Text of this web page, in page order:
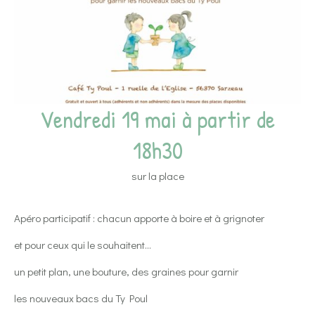
Vendredi 19 mai à partir de
18h30
sur la place
Apéro participatif : chacun apporte à boire et à grignoter
et pour ceux qui le souhaitent…
un petit plan, une bouture, des graines pour garnir
les nouveaux bacs du Ty Poul